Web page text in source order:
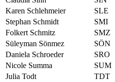
Karen Schlehmeier
SLE
Stephan Schmidt
SMI
Folkert Schmitz
SMZ
Süleyman Sönmez
SÖN
Daniela Schroeder
SRO
Nicole Summa
SUM
Julia Todt
TDT